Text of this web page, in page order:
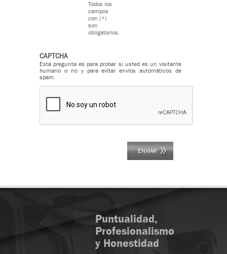
Todos los
campos
con (*)
son
obligatorios.
CAPTCHA
Esta pregunta es para probar si usted es un visitante
humano o no y para evitar envíos automáticos de
spam.
Puntualidad,
Profesionalismo
y Honestidad